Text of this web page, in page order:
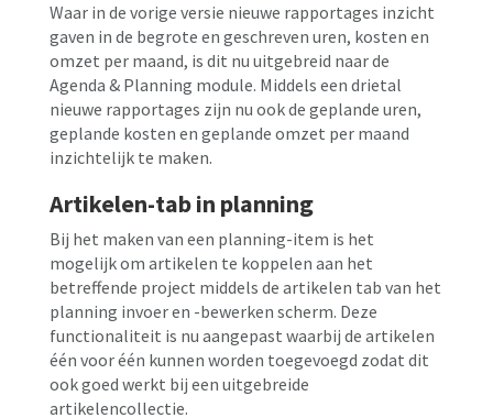
Waar in de vorige versie nieuwe rapportages inzicht
gaven in de begrote en geschreven uren, kosten en
omzet per maand, is dit nu uitgebreid naar de
Agenda & Planning module. Middels een drietal
nieuwe rapportages zijn nu ook de geplande uren,
geplande kosten en geplande omzet per maand
inzichtelijk te maken.
Artikelen-tab in planning
Bij het maken van een planning-item is het
mogelijk om artikelen te koppelen aan het
betreffende project middels de artikelen tab van het
planning invoer en -bewerken scherm. Deze
functionaliteit is nu aangepast waarbij de artikelen
één voor één kunnen worden toegevoegd zodat dit
ook goed werkt bij een uitgebreide
artikelencollectie.